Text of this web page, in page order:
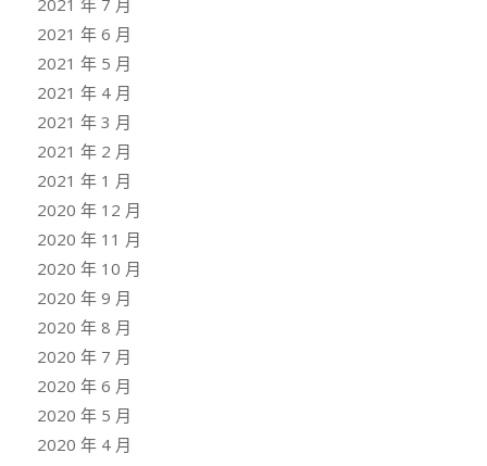
2021 年 6 月
2021 年 5 月
2021 年 4 月
2021 年 3 月
2021 年 2 月
2021 年 1 月
2020 年 12 月
2020 年 11 月
2020 年 10 月
2020 年 9 月
2020 年 8 月
2020 年 7 月
2020 年 6 月
2020 年 5 月
2020 年 4 月